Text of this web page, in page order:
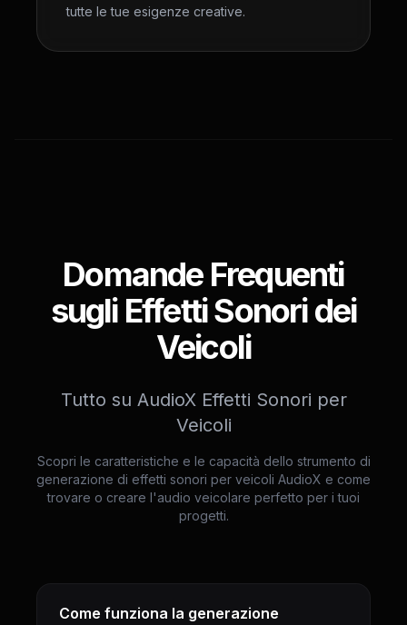
tutte le tue esigenze creative.
Domande Frequenti
sugli Effetti Sonori dei
Veicoli
Tutto su AudioX Effetti Sonori per
Veicoli
Scopri le caratteristiche e le capacità dello strumento di
generazione di effetti sonori per veicoli AudioX e come
trovare o creare l'audio veicolare perfetto per i tuoi
progetti.
Come funziona la generazione